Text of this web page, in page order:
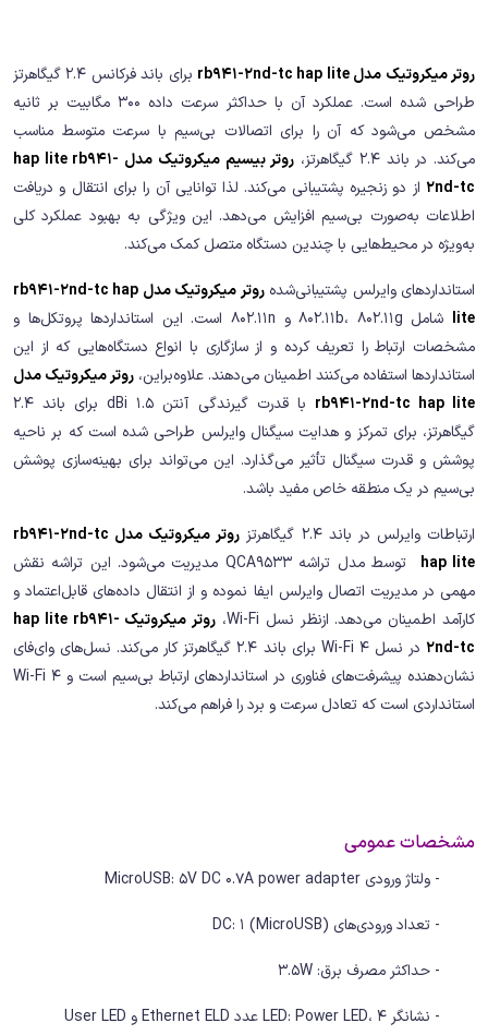
روتر میکروتیک مدل rb941-2nd-tc hap lite
برای باند فرکانس 2.4 گیگاهرتز
طراحی شده است. عملکرد آن با حداکثر سرعت داده 300 مگابیت بر ثانیه
مشخص می‌شود که آن را برای اتصالات بی‌سیم با سرعت متوسط مناسب
می‌کند. در باند 2.4 گیگاهرتز،
روتر بیسیم میکروتیک مدل hap lite rb941-
2nd-tc از دو زنجیره پشتیبانی می‌کند. لذا توانایی آن را برای انتقال و دریافت
اطلاعات به‌صورت بی‌سیم افزایش می‌دهد. این ویژگی به بهبود عملکرد کلی
به‌ویژه در محیط‌هایی با چندین دستگاه متصل کمک می‌کند.
استانداردهای وایرلس پشتیبانی‌شده
روتر میکروتیک مدل rb941-2nd-tc hap
lite
شامل 802.11b، 802.11g و 802.11n است. این استانداردها پروتکل‌ها و
مشخصات ارتباط را تعریف کرده و از سازگاری با انواع دستگاه‌هایی که از این
استانداردها استفاده می‌کنند اطمینان می‌دهند. علاوه‌براین، روتر میکروتیک مدل
rb941-2nd-tc hap lite
با قدرت گیرندگی آنتن 1.5 dBi برای باند 2.4
گیگاهرتز، برای تمرکز و هدایت سیگنال وایرلس طراحی شده است که بر ناحیه
پوشش و قدرت سیگنال تأثیر می‌گذارد. این می‌تواند برای بهینه‌سازی پوشش
بی‌سیم در یک منطقه خاص مفید باشد.
ارتباطات وایرلس در باند 2.4 گیگاهرتز
روتر میکروتیک مدل rb941-2nd-tc
hap lite
توسط مدل تراشه QCA9533 مدیریت می‌شود. این تراشه نقش
مهمی در مدیریت اتصال وایرلس ایفا نموده و از انتقال داده‌های قابل‌اعتماد و
کارآمد اطمینان می‌دهد. ازنظر نسل Wi-Fi،
روتر میکروتیک hap lite rb941-
2nd-tc
در نسل Wi-Fi 4 برای باند 2.4 گیگاهرتز کار می‌کند. نسل‌های وای‌فای
نشان‌دهنده پیشرفت‌های فناوری در استانداردهای ارتباط بی‌سیم است و Wi-Fi 4
استانداردی است که تعادل سرعت و برد را فراهم می‌کند.
مشخصات عمومی
- ولتاژ ورودی MicroUSB: 5V DC 0.7A power adapter
- تعداد ورودی‌های DC: 1 (MicroUSB)
- حداکثر مصرف برق: 3.5W
- نشانگر LED: Power LED، 4 عدد Ethernet ELD و User LED